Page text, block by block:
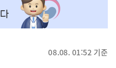
08.08. 01:52 기준